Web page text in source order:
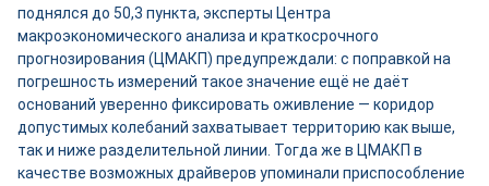
поднялся до 50,3 пункта, эксперты Центра
макроэкономического анализа и краткосрочного
прогнозирования (ЦМАКП) предупреждали: с поправкой на
погрешность измерений такое значение ещё не даёт
оснований уверенно фиксировать оживление — коридор
допустимых колебаний захватывает территорию как выше,
так и ниже разделительной линии. Тогда же в ЦМАКП в
качестве возможных драйверов упоминали приспособление